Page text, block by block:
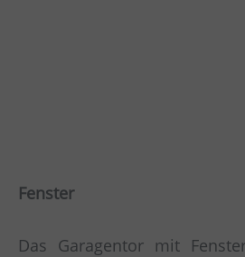
Fenster
Das Garagentor mit